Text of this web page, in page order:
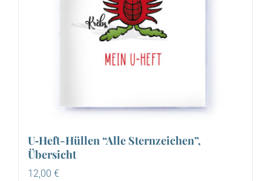
U‑Heft-Hüllen “Alle Sternzeichen”,
Übersicht
12,00 €